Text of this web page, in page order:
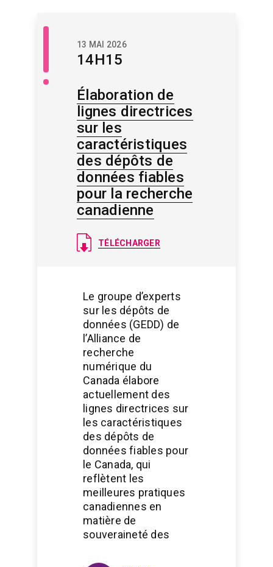
Savoir
13 MAI 2026
14H15
Élaboration de
lignes directrices
sur les
caractéristiques
des dépôts de
données fiables
pour la recherche
canadienne
Document
TÉLÉCHARGER
Le groupe d’experts
sur les dépôts de
données (GEDD) de
l’Alliance de
recherche
numérique du
Canada élabore
actuellement des
lignes directrices sur
les caractéristiques
des dépôts de
données fiables pour
le Canada, qui
reflètent les
meilleures pratiques
canadiennes en
matière de
souveraineté des